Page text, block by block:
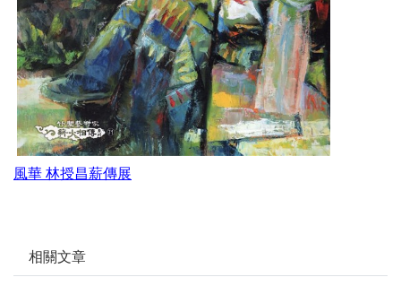
風華 林授昌薪傳展
相關文章